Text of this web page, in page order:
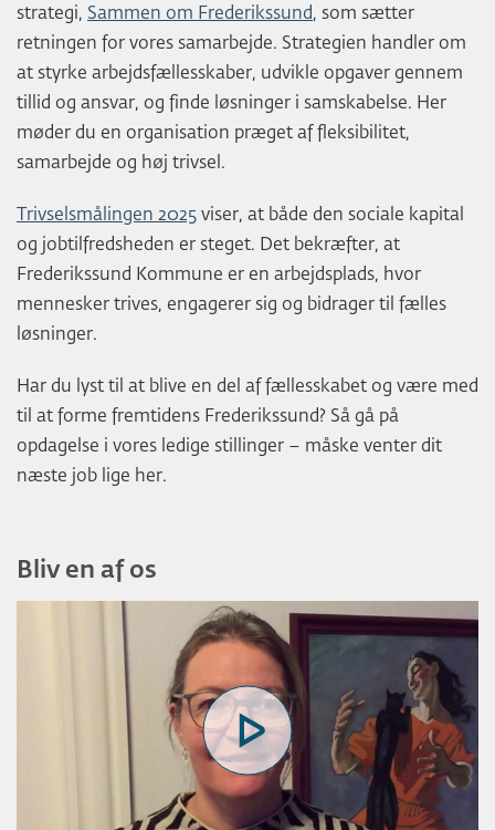
strategi, Sammen om Frederikssund, som sætter
retningen for vores samarbejde. Strategien handler om
at styrke arbejdsfællesskaber, udvikle opgaver gennem
tillid og ansvar, og finde løsninger i samskabelse. Her
møder du en organisation præget af fleksibilitet,
samarbejde og høj trivsel.
Trivselsmålingen 2025 viser, at både den sociale kapital
og jobtilfredsheden er steget. Det bekræfter, at
Frederikssund Kommune er en arbejdsplads, hvor
mennesker trives, engagerer sig og bidrager til fælles
løsninger.
Har du lyst til at blive en del af fællesskabet og være med
til at forme fremtidens Frederikssund? Så gå på
opdagelse i vores ledige stillinger – måske venter dit
næste job lige her.
Bliv en af os